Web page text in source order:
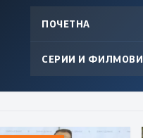
ПОЧЕТНА
СЕРИИ И ФИЛМОВИ